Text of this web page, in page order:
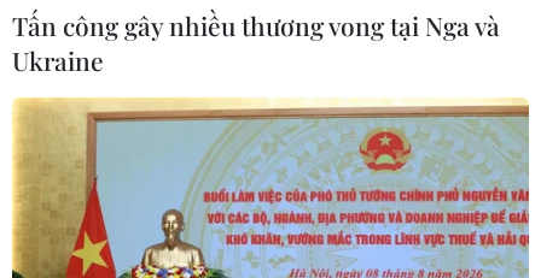
TIN CÙNG CHUYÊN MỤC
Không để khoảng trống pháp luật
khi tinh gọn các hình thức văn bản
quy phạm pháp luật
10/08/2026 14:24
Tấn công gây nhiều thương vong tại Nga và
Ukraine